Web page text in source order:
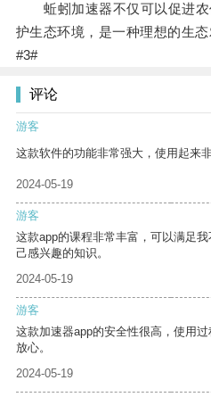
蚯蚓加速器不仅可以促进农
护生态环境，是一种理想的生态
#3#
评论
游客
这款软件的功能非常强大，使用起来非
2024-05-19
游客
这款app的课程非常丰富，可以满足
己感兴趣的知识。
2024-05-19
游客
这款加速器app的安全性很高，使用
放心。
2024-05-19